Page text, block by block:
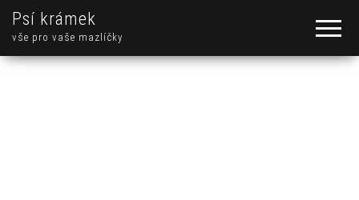
Psí krámek
vše pro vaše mazlíčky